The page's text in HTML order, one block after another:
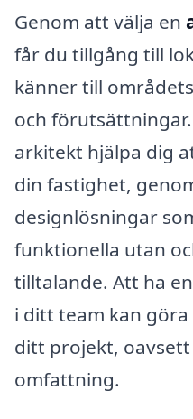
Genom att välja en
får du tillgång till
känner till
och
arkitekt hjälpa dig
din fastighet,
designlösningar
funktionella utan
tilltalande. Att ha
i ditt team kan
ditt projekt,
omfattning.